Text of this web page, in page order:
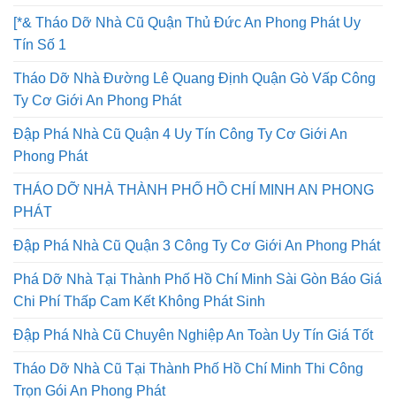
[*& Tháo Dỡ Nhà Cũ Quận Thủ Đức An Phong Phát Uy
Tín Số 1
Tháo Dỡ Nhà Đường Lê Quang Định Quận Gò Vấp Công
Ty Cơ Giới An Phong Phát
Đập Phá Nhà Cũ Quận 4 Uy Tín Công Ty Cơ Giới An
Phong Phát
THÁO DỠ NHÀ THÀNH PHỐ HỒ CHÍ MINH AN PHONG
PHÁT
Đập Phá Nhà Cũ Quận 3 Công Ty Cơ Giới An Phong Phát
Phá Dỡ Nhà Tại Thành Phố Hồ Chí Minh Sài Gòn Báo Giá
Chi Phí Thấp Cam Kết Không Phát Sinh
Đập Phá Nhà Cũ Chuyên Nghiệp An Toàn Uy Tín Giá Tốt
Tháo Dỡ Nhà Cũ Tại Thành Phố Hồ Chí Minh Thi Công
Trọn Gói An Phong Phát